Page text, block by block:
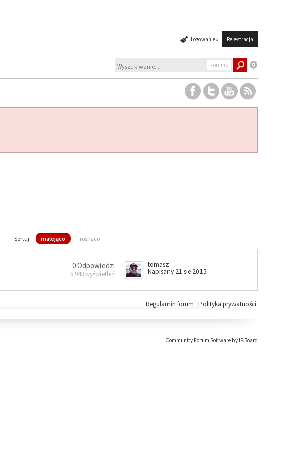
Logowanie » Rejestracja
Forums
Sortuj malejąco rosnąco
0 Odpowiedzi
5 943 wyświetleń
tomasz
Napisany 21 sie 2015
Polityka prywatności
Regulamin forum ·
Community Forum Software by IP.Board